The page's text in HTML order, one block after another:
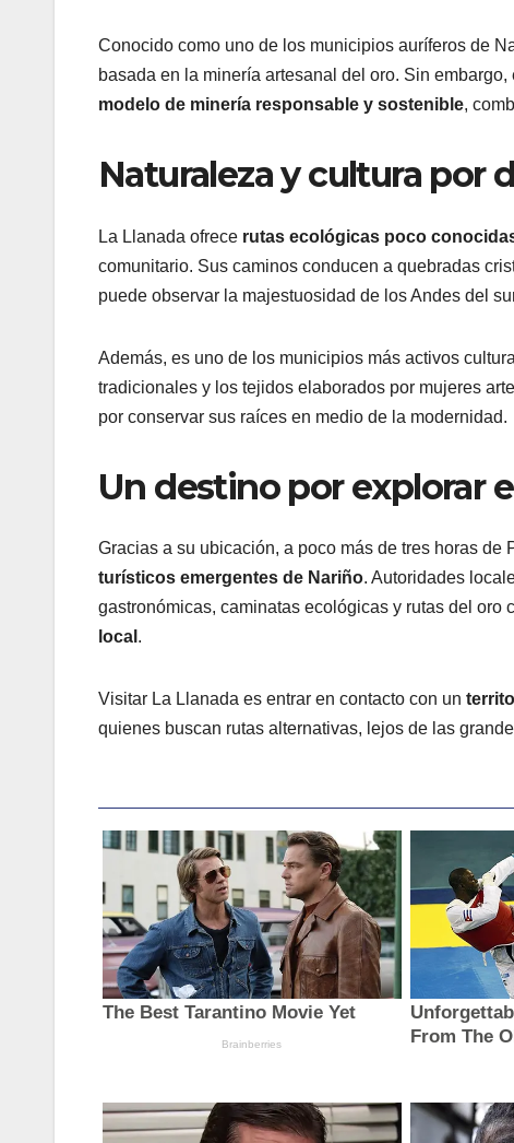
Conocido como uno de los municipios auríferos de
basada en la minería artesanal del oro. Sin
modelo de minería responsable y sostenible,
Naturaleza y cultura por
La Llanada ofrece rutas ecológicas poco
comunitario. Sus caminos conducen a quebradas
puede observar la majestuosidad de los Andes del
Además, es uno de los municipios más activos
tradicionales y los tejidos elaborados por mujeres
por conservar sus raíces en medio de la modernidad.
Un destino por explorar
Gracias a su ubicación, a poco más de tres horas
turísticos emergentes de Nariño. Autoridades
gastronómicas, caminatas ecológicas y rutas del oro
local .
Visitar La Llanada es entrar en contacto con un
quienes buscan rutas alternativas, lejos de las